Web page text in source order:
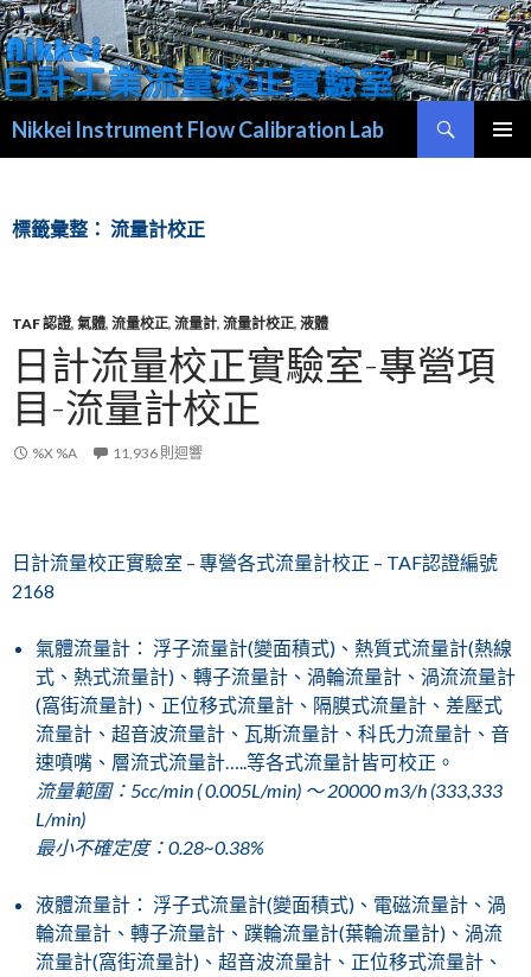
Nikkei Instrument Flow Calibration Lab
標籤彙整： 流量計校正
TAF 認證, 氣體, 流量校正, 流量計, 流量計校正, 液體
日計流量校正實驗室-專營項
目-流量計校正
%X %A 11,936 則迴響
日計流量校正實驗室 – 專營各式流量計校正 – TAF認證編號
2168
氣體流量計： 浮子流量計(變面積式)、熱質式流量計(熱線
式、熱式流量計)、轉子流量計、渦輪流量計、渦流流量計
(窩街流量計)、正位移式流量計、隔膜式流量計、差壓式
流量計、超音波流量計、瓦斯流量計、科氏力流量計、音
速噴嘴、層流式流量計…..等各式流量計皆可校正。
流量範圍：5cc/min ( 0.005L/min) ～ 20000 m3/h (333,333
L/min)
最小不確定度：0.28~0.38%
液體流量計： 浮子式流量計(變面積式)、電磁流量計、渦
輪流量計、轉子流量計、蹼輪流量計(葉輪流量計)、渦流
流量計(窩街流量計)、超音波流量計、正位移式流量計、